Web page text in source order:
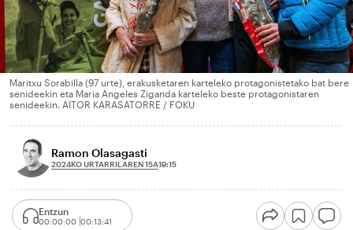
Maritxu Sorabilla (97 urte), erakusketaren karteleko protagonistetako bat bere
senideekin eta Maria Angeles Ziganda karteleko beste protagonistaren
senideekin. AITOR KARASATORRE / FOKU
Ramon Olasagasti
2024KO URTARRILAREN 15A19:15
Entzun
00:00:00 00:13:41